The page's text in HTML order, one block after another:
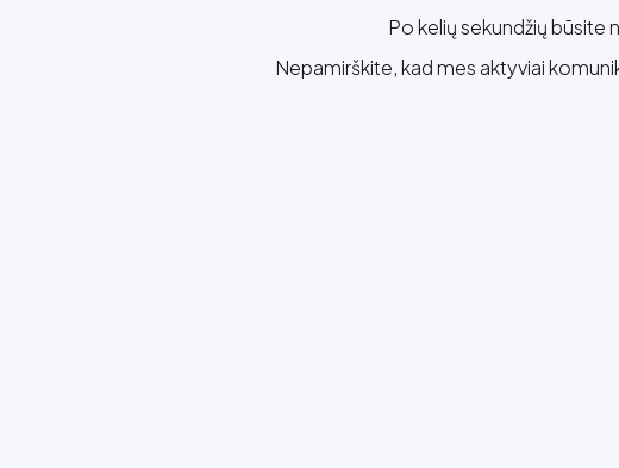
Po kelių sekundžių būsite
Nepamirškite, kad mes aktyviai